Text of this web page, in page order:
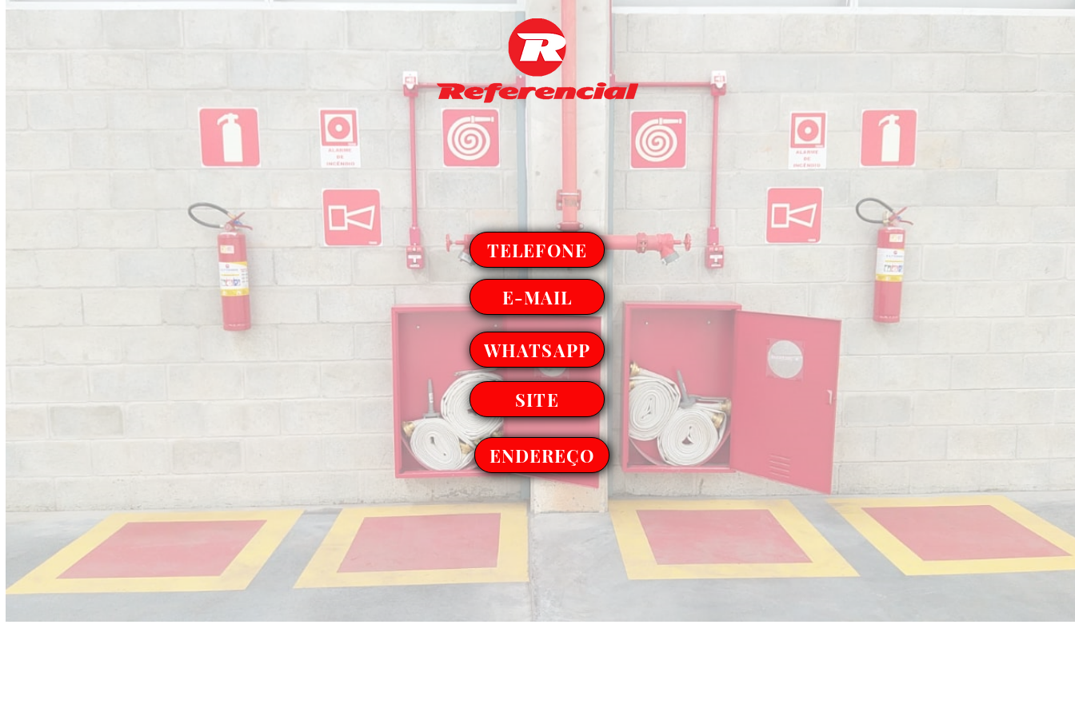
TELEFONE
E-MAIL
WHATSAPP
SITE
ENDEREÇO